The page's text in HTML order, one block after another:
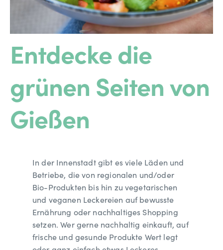
Entdecke die
grünen Seiten von
Gießen
In der Innenstadt gibt es viele Läden und
Betriebe, die von regionalen und/oder
Bio-Produkten bis hin zu vegetarischen
und veganen Leckereien auf bewusste
Ernährung oder nachhaltiges Shopping
setzen. Wer gerne nachhaltig einkauft, auf
frische und gesunde Produkte Wert legt